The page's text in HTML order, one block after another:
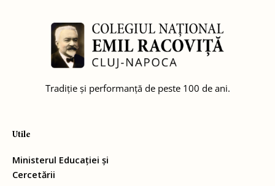
Tradiție și performanță de peste 100 de ani.
Utile
Ministerul Educației și
Cercetării